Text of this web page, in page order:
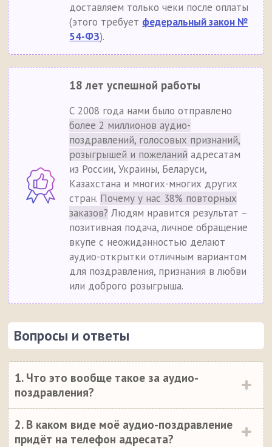
доставляем только чеки после оплаты
(этого требует федеральный закон №
54-ФЗ).
18 лет успешной работы
С 2008 года нами было отправлено
более 2 миллионов аудио-
поздравлений, голосовых признаний,
розыгрышей и пожеланий адресатам
из России, Украины, Беларуси,
Казахстана и многих-многих других
стран. Почему у нас 38% повторных
заказов? Людям нравится результат –
позитивная подача, личное обращение
вкупе с неожиданностью делают
аудио-открытки отличным вариантом
для поздравления, признания в любви
или доброго розыгрыша.
Вопросы и ответы
1. Что это вообще такое за аудио-
поздравления?
2. В каком виде моё аудио-поздравление
придёт на телефон адресата?